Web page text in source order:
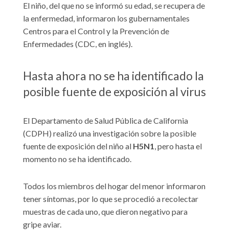
El niño, del que no se informó su edad, se recupera de
la enfermedad, informaron los gubernamentales
Centros para el Control y la Prevención de
Enfermedades (CDC, en inglés).
Hasta ahora no se ha identificado la
posible fuente de exposición al virus
El Departamento de Salud Pública de California
(CDPH) realizó una investigación sobre la posible
fuente de exposición del niño al H5N1 , pero hasta el
momento no se ha identificado.
Todos los miembros del hogar del menor informaron
tener síntomas, por lo que se procedió a recolectar
muestras de cada uno, que dieron negativo para
gripe aviar.